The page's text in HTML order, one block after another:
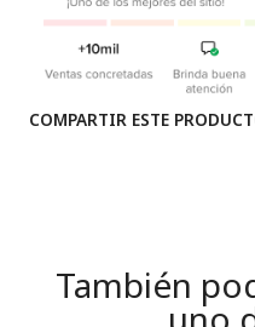
COMPARTIR ESTE
También